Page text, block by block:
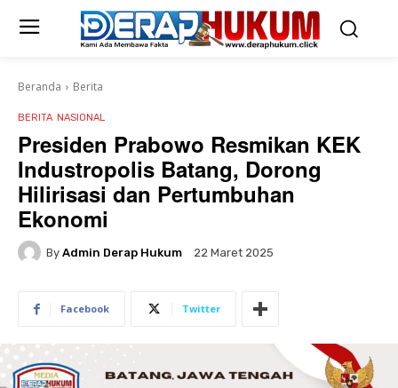
Beranda Berita
BERITA NASIONAL
Presiden Prabowo Resmikan KEK
Industropolis Batang, Dorong
Hilirisasi dan Pertumbuhan
Ekonomi
By Admin Derap Hukum 22 Maret 2025
Facebook Twitter